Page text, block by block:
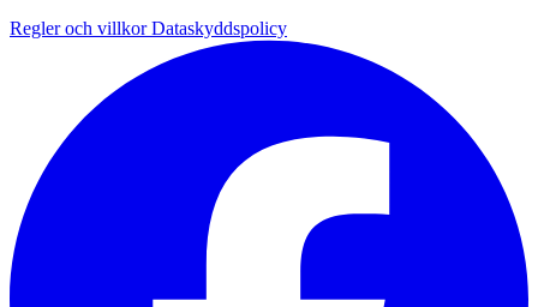
Regler och villkorDataskyddspolicy